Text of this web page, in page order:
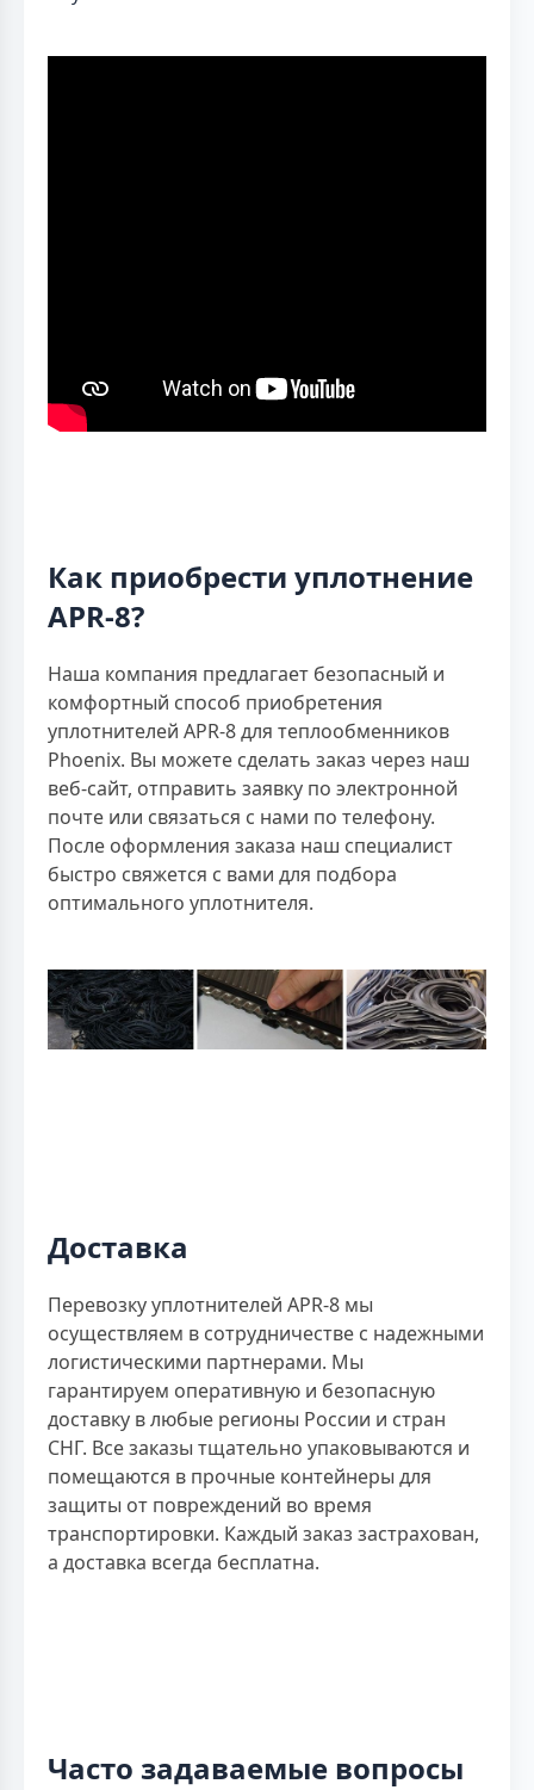
Как приобрести уплотнение
APR-8?
Наша компания предлагает безопасный и
комфортный способ приобретения
уплотнителей APR-8 для теплообменников
Phoenix. Вы можете сделать заказ через наш
веб-сайт, отправить заявку по электронной
почте или связаться с нами по телефону.
После оформления заказа наш специалист
быстро свяжется с вами для подбора
оптимального уплотнителя.
Доставка
Перевозку уплотнителей APR-8 мы
осуществляем в сотрудничестве с надежными
логистическими партнерами. Мы
гарантируем оперативную и безопасную
доставку в любые регионы России и стран
СНГ. Все заказы тщательно упаковываются и
помещаются в прочные контейнеры для
защиты от повреждений во время
транспортировки. Каждый заказ застрахован,
а доставка всегда бесплатна.
Часто задаваемые вопросы